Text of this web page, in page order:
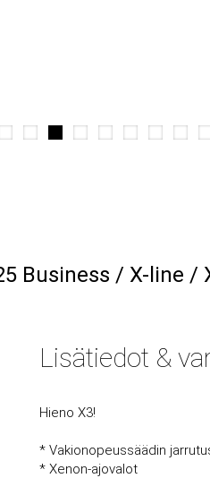
Business / X-line
Lisätiedot &
Hieno X3!
* Vakionopeussäädin
* Xenon-ajovalot